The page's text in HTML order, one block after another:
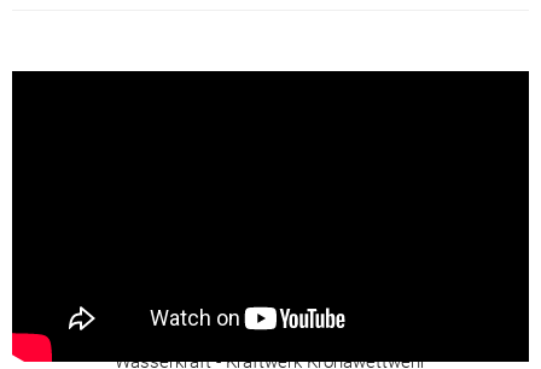
Wasserkraft - Kraftwerk Kronawettwehr